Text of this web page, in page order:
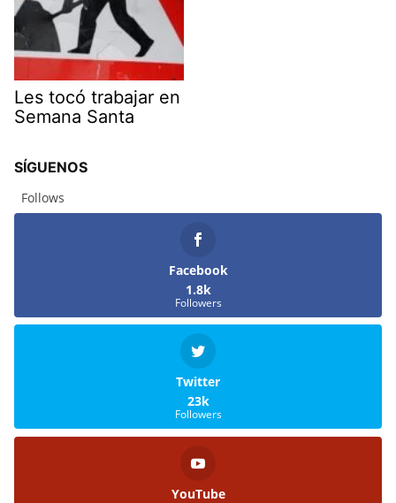
Les tocó trabajar en
Semana Santa
SÍGUENOS
Follows
Facebook
1.8k
Followers
Twitter
23k
Followers
YouTube